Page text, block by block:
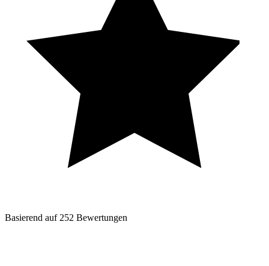
Basierend auf 252 Bewertungen